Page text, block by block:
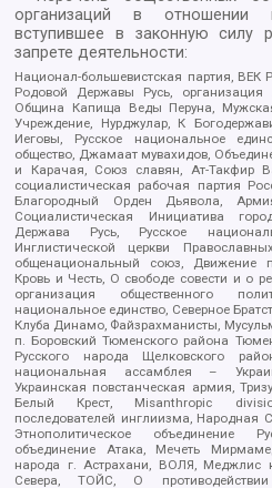
организаций в отношении
вступившее в законную силу
запрете деятельности:
Национал-большевистская партия, ВЕК
Родовой Державы Русь,
Община Капища Веды Перуна,
Учреждение, Нурджулар, К
Иеговы, Русское национальное
общество, Джамаат мувахидов,
и Карачая, Союз славян, Ат-Такфир
социалистическая рабочая партия
Благородный Орден Дьявола,
Социалистическая Инициатива
Держава Русь, Русское
Инглистической церкви
общенациональный союз, Движение
Кровь и Честь, О свободе совести и о
организация общественного
национальное единство, Северное
Клуба Динамо, Файзрахманисты,
п. Боровский Тюменского района
Русского народа Щелковского
национальная ассамблея –
Украинская повстанческая армия,
Белый Крест, Misanthropic
последователей инглиизма, Народная
Этнополитическое объединение
объединение Атака, Мечеть
народа г. Астрахани, ВОЛЯ, Меджлис
Севера, ТОЙС, О противодействии